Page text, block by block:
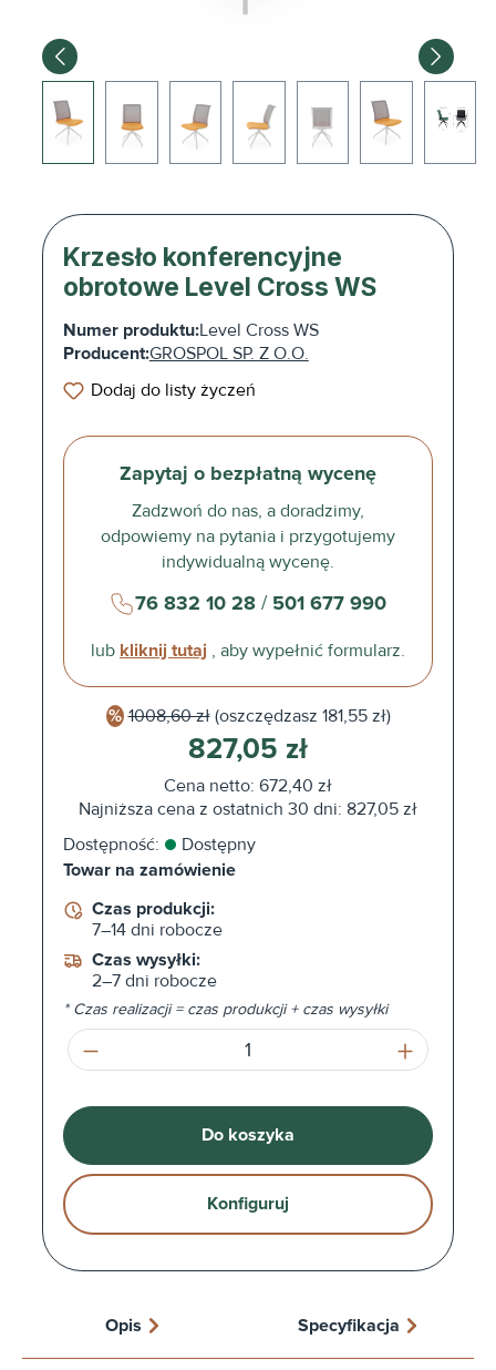
Krzesło konferencyjne
obrotowe Level Cross WS
Numer produktu:Level Cross WS
Producent:GROSPOL SP. Z O.O.
Dodaj do listy życzeń
Zapytaj o bezpłatną wycenę
Zadzwoń do nas, a doradzimy,
odpowiemy na pytania i przygotujemy
indywidualną wycenę.
76 832 10 28/ 501 677 990
lub kliknij tutaj , aby wypełnić formularz.
1008,60 zł (oszczędzasz 181,55 zł)
827,05 zł
Cena netto: 672,40 zł
Najniższa cena z ostatnich 30 dni: 827,05 zł
Dostępność:
Dostępny
Towar na zamówienie
Czas produkcji:
7–14 dni robocze
Czas wysyłki:
2–7 dni robocze
* Czas realizacji = czas produkcji + czas wysyłki
Ilość produktu: Wprowadź żądaną
Do koszyka
Konfiguruj
Opis Specyfikacja